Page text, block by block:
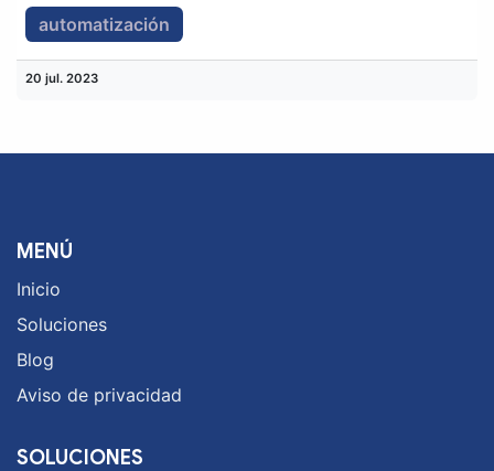
automatización
20 jul. 2023
MENÚ
Inicio
Soluciones
Blog
Aviso de privacidad
SOLUCIONES